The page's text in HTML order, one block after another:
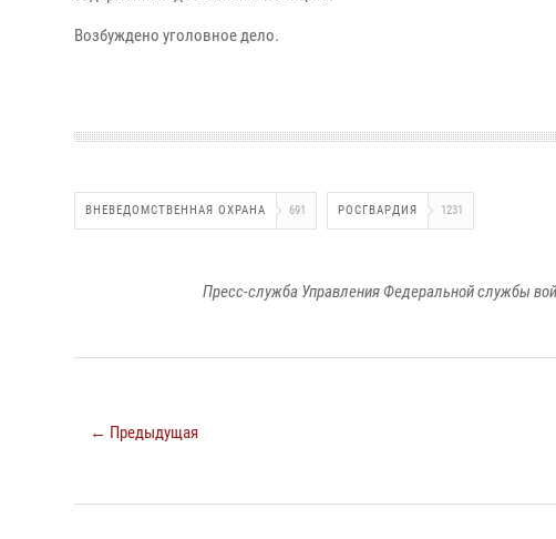
Возбуждено уголовное дело.
ВНЕВЕДОМСТВЕННАЯ ОХРАНА 691 РОСГВАРДИЯ 1231
Пресс-служба Управления Федеральной службы
← Предыдущая